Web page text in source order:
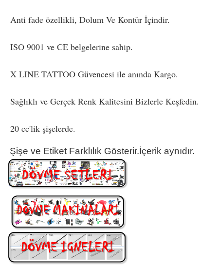
Anti fade özellikli, Dolum Ve Kontür İçindir.
ISO 9001 ve CE belgelerine sahip.
X LINE TATTOO Güvencesi ile anında Kargo.
Sağlıklı ve Gerçek Renk Kalitesini Bizlerle Keşfedin.
20 cc'lik şişelerde.
Şişe ve Etiket Farklılık Gösterir.İçerik aynıdır.